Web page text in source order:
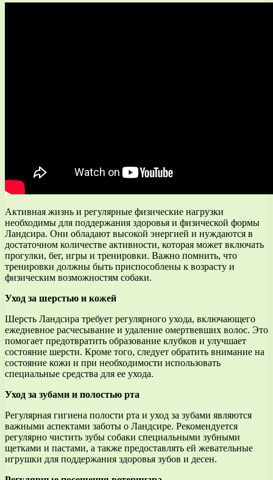
Активная жизнь и регулярные физические нагрузки
необходимы для поддержания здоровья и физической формы
Ландсира. Они обладают высокой энергией и нуждаются в
достаточном количестве активности, которая может включать
прогулки, бег, игры и тренировки. Важно помнить, что
тренировки должны быть приспособлены к возрасту и
физическим возможностям собаки.
Уход за шерстью и кожей
Шерсть Ландсира требует регулярного ухода, включающего
ежедневное расчесывание и удаление омертвевших волос. Это
помогает предотвратить образование клубков и улучшает
состояние шерсти. Кроме того, следует обратить внимание на
состояние кожи и при необходимости использовать
специальные средства для ее ухода.
Уход за зубами и полостью рта
Регулярная гигиена полости рта и уход за зубами являются
важными аспектами заботы о Ландсире. Рекомендуется
регулярно чистить зубы собаки специальными зубными
щетками и пастами, а также предоставлять ей жевательные
игрушки для поддержания здоровья зубов и десен.